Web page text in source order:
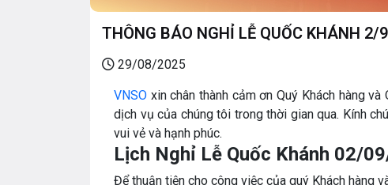
THÔNG BÁO NGHỈ LỄ QUỐC KHÁNH 2/
29/08/2025
VNSO xin chân thành cảm ơn Quý Khách hàng
dịch vụ của chúng tôi trong thời gian qua. Kính
vui vẻ và hạnh phúc.
Lịch Nghỉ Lễ Quốc Khánh 02/
Để thuận tiện cho công việc của quý Khách hàng